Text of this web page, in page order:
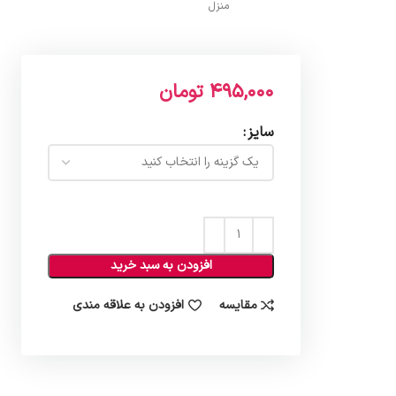
منزل
495,000 تومان
سایز
افزودن به سبد خرید
مقایسه افزودن به علاقه مندی